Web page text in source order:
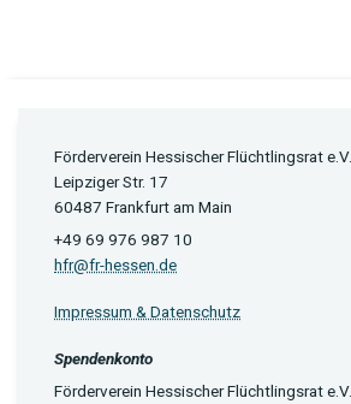
Förderverein Hessischer Flüchtlingsrat e.V.
Leipziger Str. 17
60487 Frankfurt am Main
+49 69 976 987 10
hfr@fr-hessen.de
Impressum & Datenschutz
Spendenkonto
Förderverein Hessischer Flüchtlingsrat e.V.